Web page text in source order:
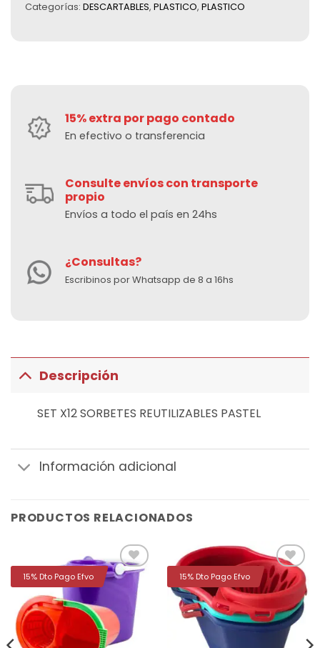
Categorías: DESCARTABLES, PLASTICO, PLASTICO
15% extra por pago contado
En efectivo o transferencia
Consulte envíos con transporte
propio
Envíos a todo el país en 24hs
¿Consultas?
Escribinos por Whatsapp de 8 a 16hs
Descripción
SET X12 SORBETES REUTILIZABLES PASTEL
Información adicional
PRODUCTOS RELACIONADOS
Añadir
a la
lista de
deseos
15% Dto Pago Efvo
Añadir
a la
lista de
deseos
15% Dto Pago Efvo